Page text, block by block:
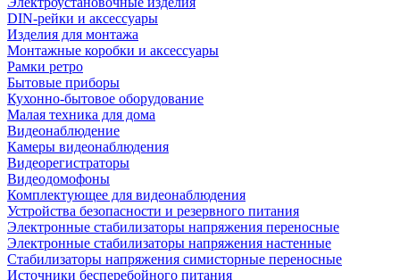
DIN-рейки и аксессуары
Изделия для монтажа
Монтажные коробки и аксессуары
Рамки ретро
Бытовые приборы
Кухонно-бытовое оборудование
Малая техника для дома
Видеонаблюдение
Камеры видеонаблюдения
Видеорегистраторы
Видеодомофоны
Комплектующее для видеонаблюдения
Устройства безопасности и резервного питания
Электронные стабилизаторы напряжения переносные
Электронные стабилизаторы напряжения настенные
Стабилизаторы напряжения симисторные переносные
Источники бесперебойного питания